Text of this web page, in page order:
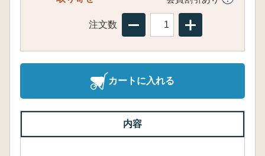
注文数
カートに入れる
内容